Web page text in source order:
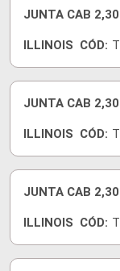
JUNTA CAB
ILLINOIS CÓD:
JUNTA CAB
ILLINOIS CÓD:
JUNTA CAB
ILLINOIS CÓD: